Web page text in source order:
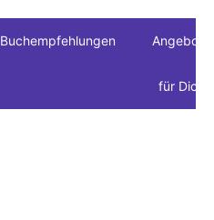
Buchempfehlungen Angebote
für Dich